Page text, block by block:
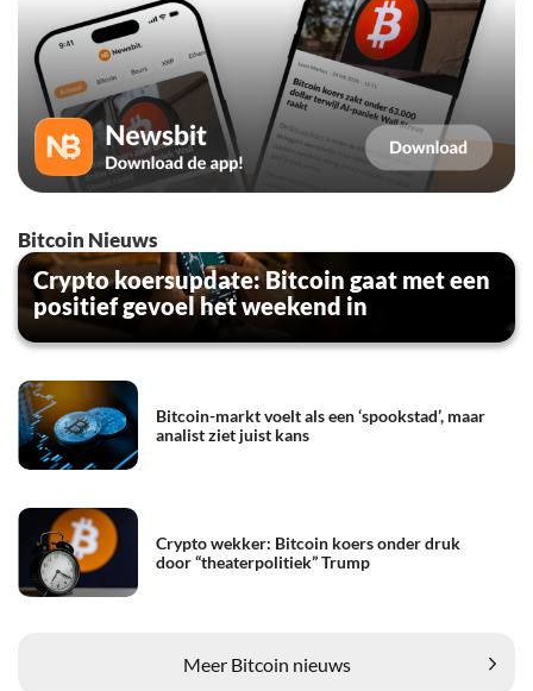
Bitcoin Nieuws
Crypto koersupdate: Bitcoin gaat met een
positief gevoel het weekend in
Bitcoin-markt voelt als een ‘spookstad’, maar
analist ziet juist kans
Crypto wekker: Bitcoin koers onder druk
door “theaterpolitiek” Trump
Meer Bitcoin nieuws